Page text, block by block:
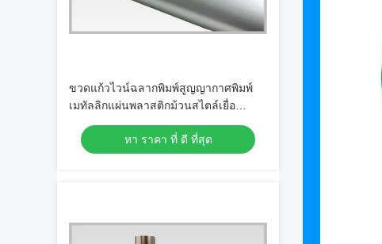
ขวดแก้วไวน์ฉลากพิมพ์สูญญากาศพิมพ์
เมทัลลิกแผ่นพลาสติกม้วนสไตล์เยื่อ
บริสุทธิ์, การดูดซึมน้ำสูง
หา ราคา ที่ ดี ที่สุด